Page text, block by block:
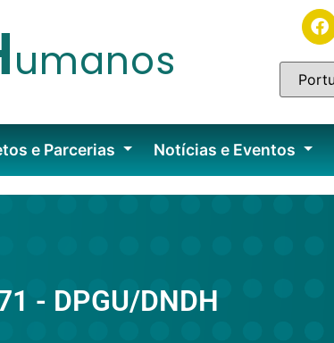
umanos
e Parcerias Notícias e Eventos
- DPGU/DNDH